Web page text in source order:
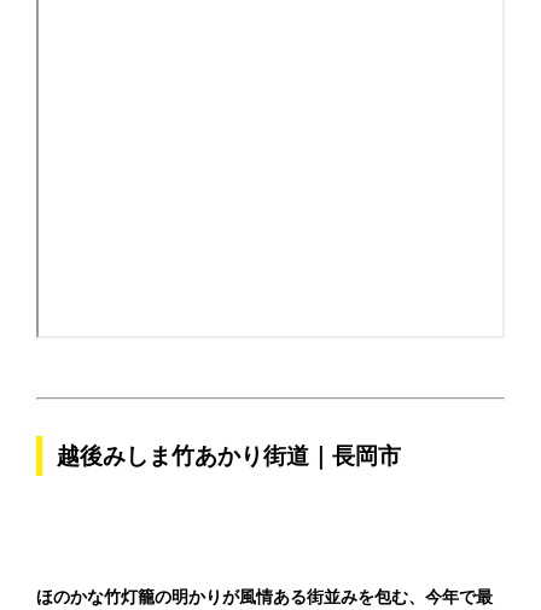
越後みしま竹あかり街道｜長岡市
ほのかな竹灯籠の明かりが風情ある街並みを包む、今年で最